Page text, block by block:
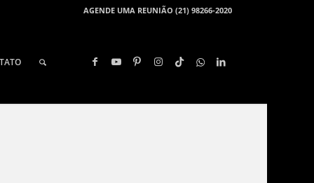
AGENDE UMA REUNIÃO (21) 98266-2020